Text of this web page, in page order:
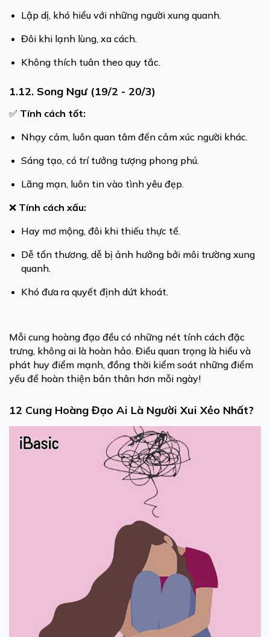
Lập dị, khó hiểu với những người xung quanh.
Đôi khi lạnh lùng, xa cách.
Không thích tuân theo quy tắc.
1.12. Song Ngư (19/2 - 20/3)
✅ Tính cách tốt:
Nhạy cảm, luôn quan tâm đến cảm xúc người khác.
Sáng tạo, có trí tưởng tượng phong phú.
Lãng mạn, luôn tin vào tình yêu đẹp.
❌ Tính cách xấu:
Hay mơ mộng, đôi khi thiếu thực tế.
Dễ tổn thương, dễ bị ảnh hưởng bởi môi trường xung
quanh.
Khó đưa ra quyết định dứt khoát.
Mỗi cung hoàng đạo đều có những nét tính cách đặc
trưng, không ai là hoàn hảo. Điều quan trọng là hiểu và
phát huy điểm mạnh, đồng thời kiểm soát những điểm
yếu để hoàn thiện bản thân hơn mỗi ngày!
12 Cung Hoàng Đạo Ai Là Người Xui Xẻo Nhất?